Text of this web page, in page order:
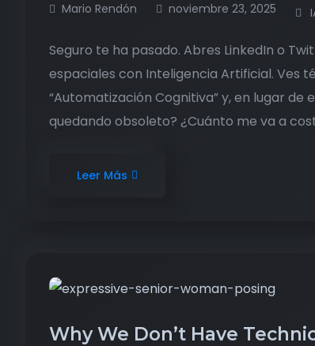
Mario Rendón noviembre 23, 2025
Seguro te ha pasado. Abres LinkedIn o
espaciales con Inteligencia Artificial. Ves
“Automatización Cognitiva” y, en lugar
quedando obsoleto? ¿Cuánto me va a
Leer Más
Why We Don’t Have